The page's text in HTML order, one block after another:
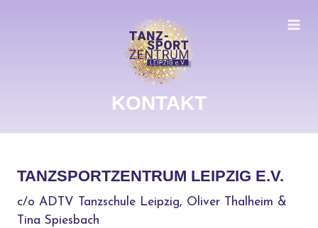
KONTAKT
TANZSPORTZENTRUM LEIPZIG E.V.
c/o ADTV Tanzschule Leipzig, Oliver Thalheim &
Tina Spiesbach